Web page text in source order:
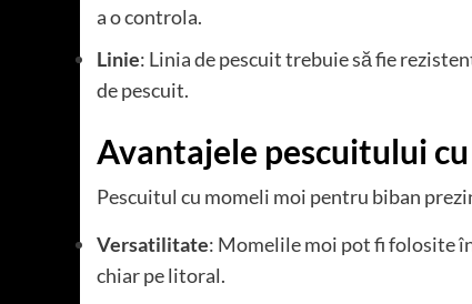
a o controla.
Linie: Linia de pescuit trebuie să fie
de pescuit.
Avantajele pescuitului
Pescuitul cu momeli moi pentru biban
Versatilitate: Momelile moi pot fi folosite
chiar pe litoral.